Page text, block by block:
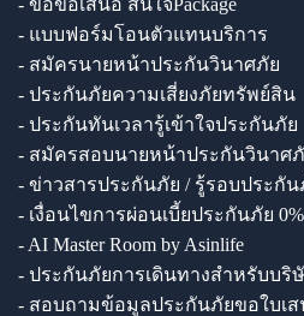
- แบบฟอร์มโอนตัวแทนบริการ
- สมัครนายหน้าประกันวินาศภัย
- ประกันภัยความเสี่ยงภัยทรัพย์สิน
- ประกันทันเวลารู้เข้าใจประกันภัย
- สมัครสอบนายหน้าประกันวินาศ
- ข่าวสารประกันภัย / รู้รอบประกัน
- เงื่อนไขการผ่อนเบี้ยประกันภัย 0%
- AI Master Room by Asinlife
- ประกันภัยการเดินทางสำหรับบริ
- สอบถามข้อมูลประกันภัยขอใบเส